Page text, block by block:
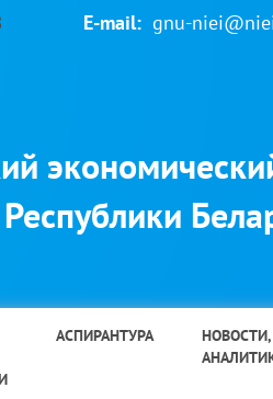
E-mail: gnu-
АСПИРАНТУРА
НОВОСТИ,